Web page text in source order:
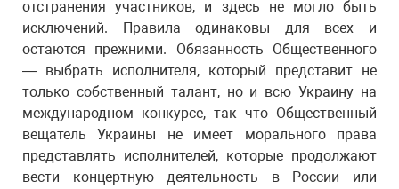
отстранения участников, и здесь не могло быть
исключений. Правила одинаковы для всех и
остаются прежними. Обязанность Общественного
— выбрать исполнителя, который представит не
только собственный талант, но и всю Украину на
международном конкурсе, так что Общественный
вещатель Украины не имеет морального права
представлять исполнителей, которые продолжают
вести концертную деятельность в России или